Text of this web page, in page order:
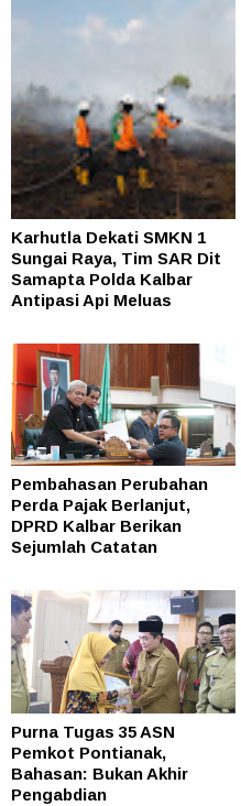
Karhutla Dekati SMKN 1
Sungai Raya, Tim SAR Dit
Samapta Polda Kalbar
Antipasi Api Meluas
Pembahasan Perubahan
Perda Pajak Berlanjut,
DPRD Kalbar Berikan
Sejumlah Catatan
Purna Tugas 35 ASN
Pemkot Pontianak,
Bahasan: Bukan Akhir
Pengabdian